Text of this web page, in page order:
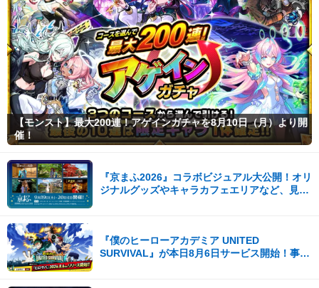
【モンスト】最大200連！アゲインガチャを8月10日（月）より開
催！
『京まふ2026』コラボビジュアル大公開！オリ
ジナルグッズやキャラカフェエリアなど、見ど
『僕のヒーローアカデミア UNITED
SURVIVAL』が本日8月6日サービス開始！事前